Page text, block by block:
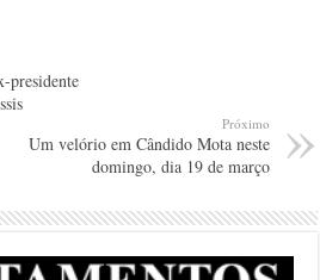
presidente
Próximo
Um velório em Cândido Mota neste
domingo, dia 19 de março